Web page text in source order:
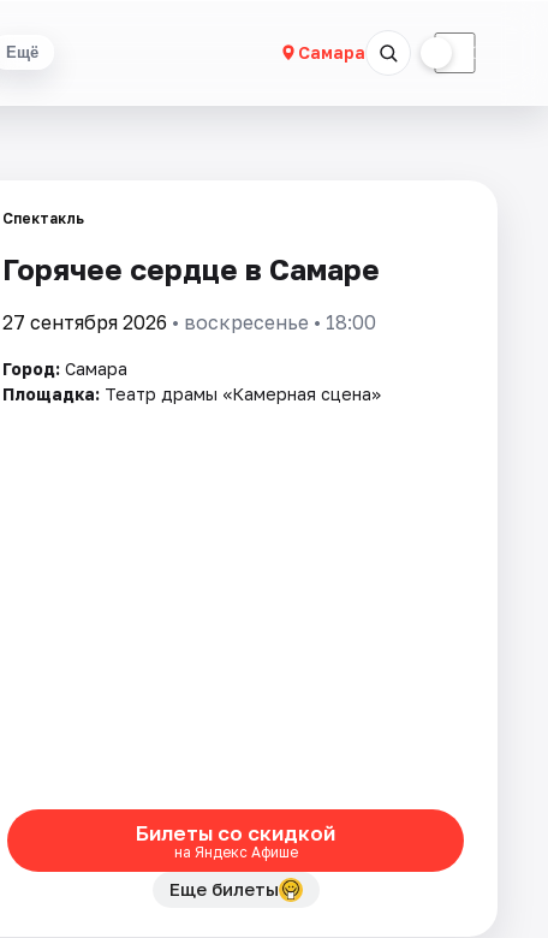
Ещё Самара ☾
Спектакль
Горячее сердце в Самаре
27 сентября 2026 • воскресенье • 18:00
Город: Самара
Площадка: Театр драмы «Камерная сцена»
Билеты со скидкой
на Яндекс Афише
Еще билеты